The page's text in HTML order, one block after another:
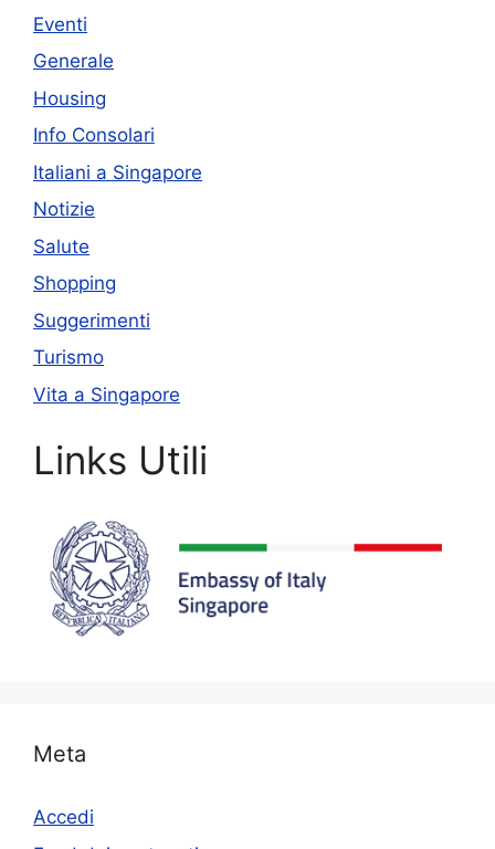
Eventi
Generale
Housing
Info Consolari
Italiani a Singapore
Notizie
Salute
Shopping
Suggerimenti
Turismo
Vita a Singapore
Links Utili
Meta
Accedi